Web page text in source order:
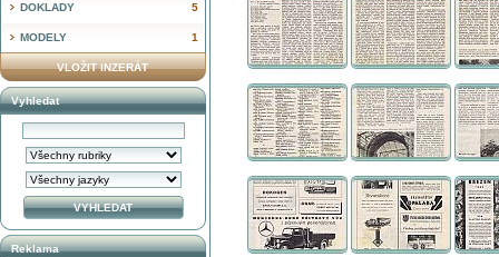
5
DOKLADY
1
MODELY
VLOŽIT INZERÁT
Vyhledat
Reklama